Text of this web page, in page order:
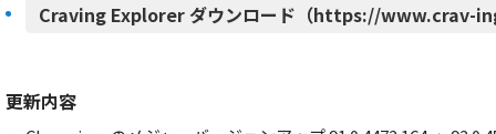
Craving Explorer ダウンロード（https://www.crav-
更新内容